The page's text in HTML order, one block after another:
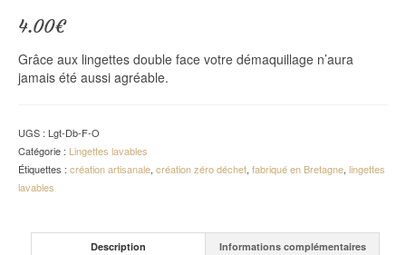
4.00€
Grâce aux lingettes double face votre démaquillage n’aura
jamais été aussi agréable.
UGS : Lgt-Db-F-O
Catégorie : Lingettes lavables
Étiquettes : création artisanale, création zéro déchet, fabriqué en Bretagne, lingettes
lavables
Description Informations complémentaires